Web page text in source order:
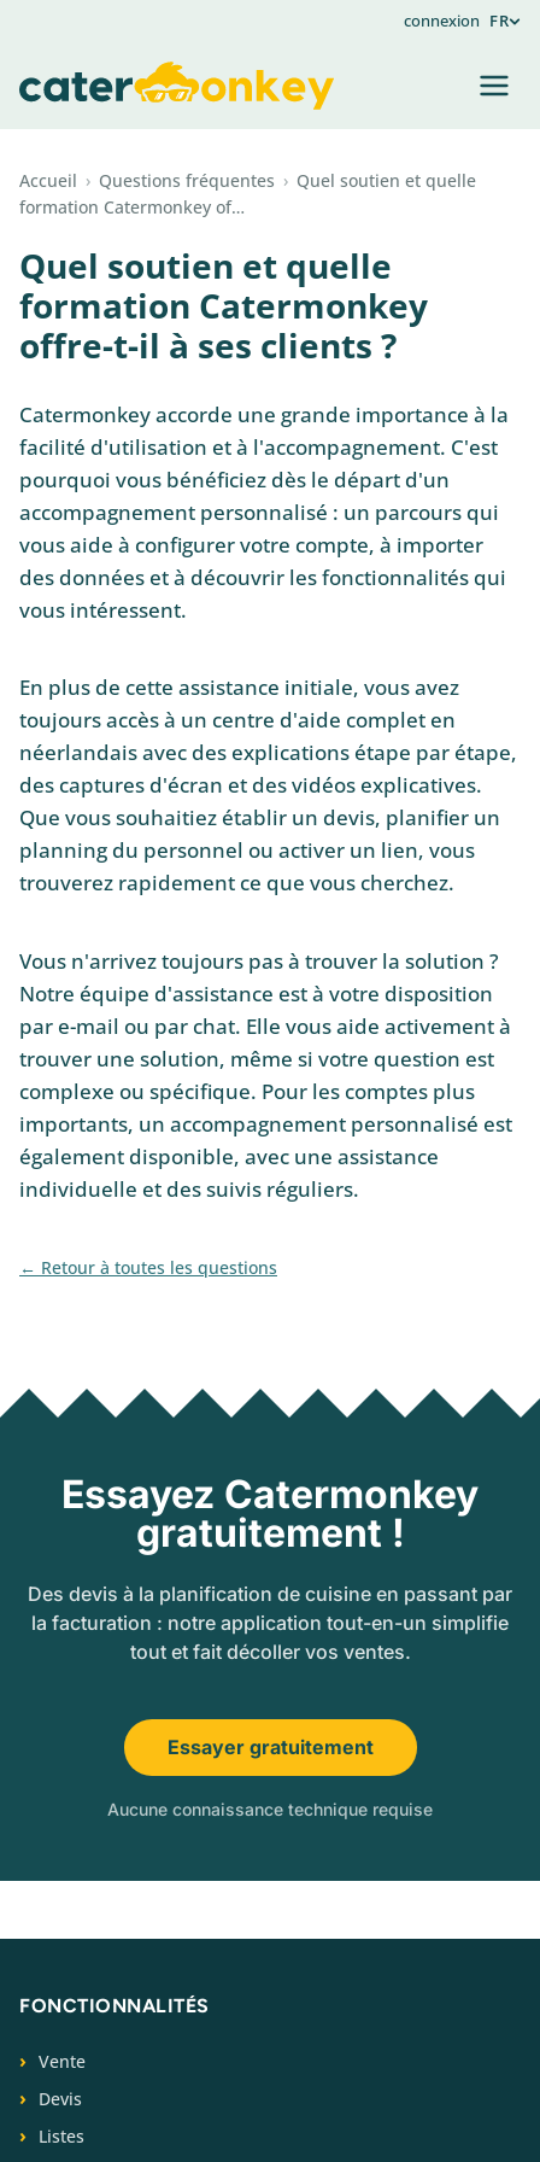
connexion FR
Accueil › Questions fréquentes › Quel soutien et quelle
formation Catermonkey of…
Quel soutien et quelle
formation Catermonkey
offre-t-il à ses clients ?
Catermonkey accorde une grande importance à la
facilité d'utilisation et à l'accompagnement. C'est
pourquoi vous bénéficiez dès le départ d'un
accompagnement personnalisé : un parcours qui
vous aide à configurer votre compte, à importer
des données et à découvrir les fonctionnalités qui
vous intéressent.
En plus de cette assistance initiale, vous avez
toujours accès à un centre d'aide complet en
néerlandais avec des explications étape par étape,
des captures d'écran et des vidéos explicatives.
Que vous souhaitiez établir un devis, planifier un
planning du personnel ou activer un lien, vous
trouverez rapidement ce que vous cherchez.
Vous n'arrivez toujours pas à trouver la solution ?
Notre équipe d'assistance est à votre disposition
par e-mail ou par chat. Elle vous aide activement à
trouver une solution, même si votre question est
complexe ou spécifique. Pour les comptes plus
importants, un accompagnement personnalisé est
également disponible, avec une assistance
individuelle et des suivis réguliers.
Retour à toutes les questions
Essayez Catermonkey
gratuitement !
Des devis à la planification de cuisine en passant par
la facturation : notre application tout-en-un simplifie
tout et fait décoller vos ventes.
Essayer gratuitement
Aucune connaissance technique requise
FONCTIONNALITÉS
Vente
Devis
Listes